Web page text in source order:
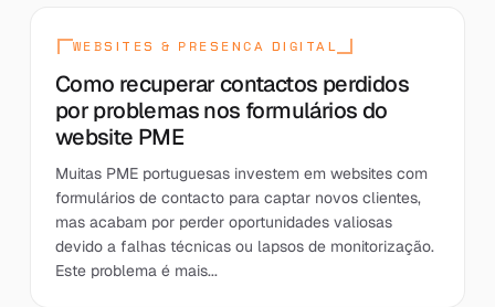
WEBSITES & PRESENCA DIGITAL
Como recuperar contactos perdidos
por problemas nos formulários do
website PME
Muitas PME portuguesas investem em websites com
formulários de contacto para captar novos clientes,
mas acabam por perder oportunidades valiosas
devido a falhas técnicas ou lapsos de monitorização.
Este problema é mais...